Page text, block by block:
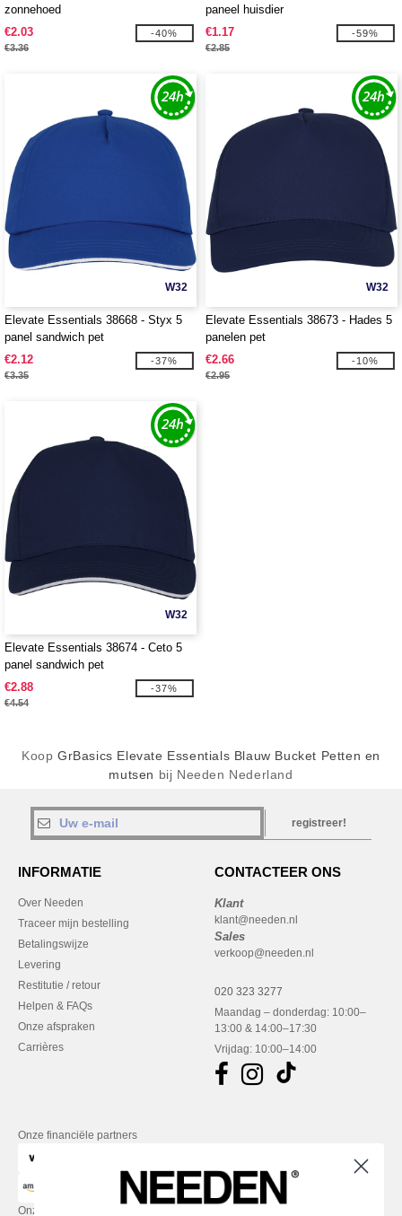
zonnehoed
€2.03
€3.36
-40%
paneel huisdier
€1.17
€2.85
-59%
W32
Elevate Essentials 38668 - Styx 5
panel sandwich pet
€2.12
€3.35
-37%
W32
Elevate Essentials 38673 - Hades 5
panelen pet
€2.66
€2.95
-10%
W32
Elevate Essentials 38674 - Ceto 5
panel sandwich pet
€2.88
€4.54
-37%
Koop GrBasics Elevate Essentials Blauw Bucket Petten en
mutsen bij Needen Nederland
registreer!
INFORMATIE
Over Needen
Traceer mijn bestelling
Betalingswijze
Levering
Restitutie / retour
Helpen & FAQs
Onze afspraken
Carrières
CONTACTEER ONS
Klant
klant@needen.nl
Sales
verkoop@needen.nl
020 323 3277
Maandag – donderdag: 10:00–
13:00 & 14:00–17:30
Vrijdag: 10:00–14:00
Onze financiële partners
Onze transporteurs